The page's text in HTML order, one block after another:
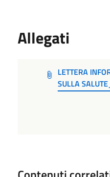
Allegati
LETTERA
SULLA